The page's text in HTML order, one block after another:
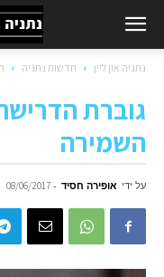
נתניה און ליין חדשות נתניה
גוברת
השמירה
על ידי אופירה חסיד -
08/06/2017